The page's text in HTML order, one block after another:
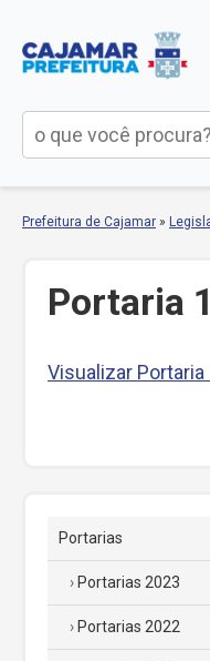
Prefeitura de Cajamar »
Portaria
Visualizar
Portarias
Portarias 2023
Portarias 2022